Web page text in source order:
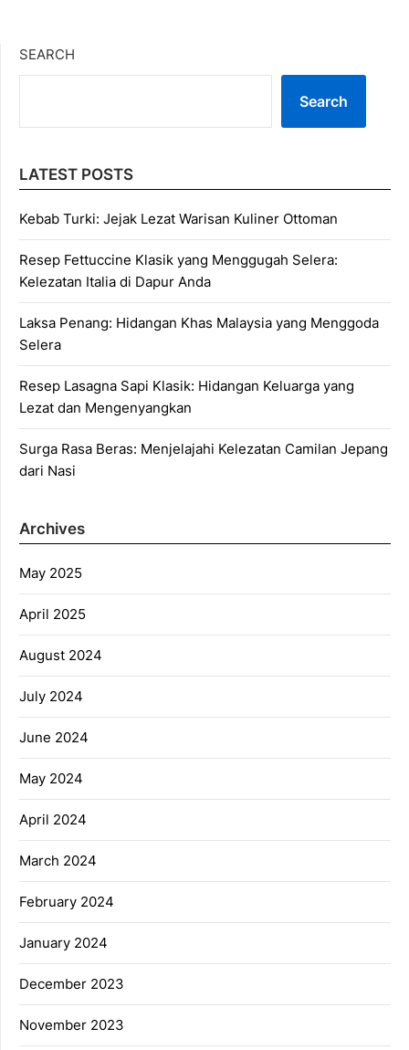
SEARCH
Search
LATEST POSTS
Kebab Turki: Jejak Lezat Warisan Kuliner Ottoman
Resep Fettuccine Klasik yang Menggugah Selera:
Kelezatan Italia di Dapur Anda
Laksa Penang: Hidangan Khas Malaysia yang Menggoda
Selera
Resep Lasagna Sapi Klasik: Hidangan Keluarga yang
Lezat dan Mengenyangkan
Surga Rasa Beras: Menjelajahi Kelezatan Camilan Jepang
dari Nasi
Archives
May 2025
April 2025
August 2024
July 2024
June 2024
May 2024
April 2024
March 2024
February 2024
January 2024
December 2023
November 2023